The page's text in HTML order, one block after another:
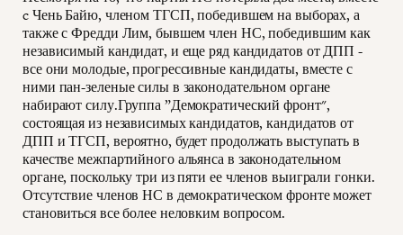
c Чень Байю, членом ТГСП, победившем на выборах, а
также с Фредди Лим, бывшем член НС, победившим как
независимый кандидат, и еще ряд кандидатов от ДПП -
все они молодые, прогрессивные кандидаты, вместе с
ними пан-зеленые силы в законодательном органе
набирают силу.Группа ”Демократический фронт",
состоящая из независимых кандидатов, кандидатов от
ДПП и ТГСП, вероятно, будет продолжать выступать в
качестве межпартийного альянса в законодательном
органе, поскольку три из пяти ее членов выиграли гонки.
Отсутствие членов НС в демократическом фронте может
становиться все более неловким вопросом.